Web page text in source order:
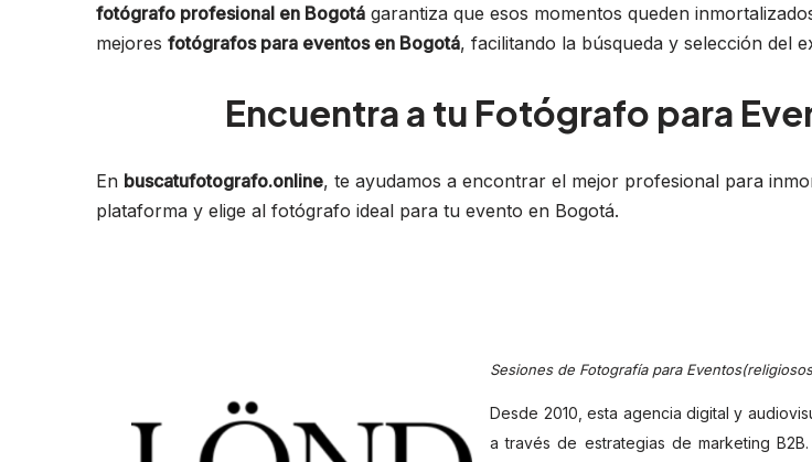
fotógrafo profesional en Bogotá garantiza que esos momentos queden
mejores fotógrafos para eventos en Bogotá, facilitando la búsqueda y selección del
Encuentra a tu Fotógrafo para
En buscatufotografo.online, te ayudamos a encontrar el mejor profesional para
plataforma y elige al fotógrafo ideal para tu evento en Bogotá.
Sesiones de Fotografía para
Desde 2010, esta agencia digital y
a través de estrategias de marketing